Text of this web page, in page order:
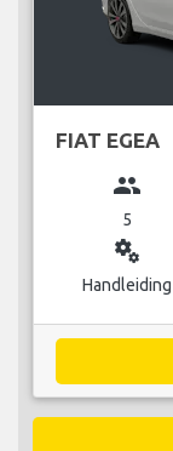
FIAT EGEA
group
5
miscellaneous_services
Handleiding